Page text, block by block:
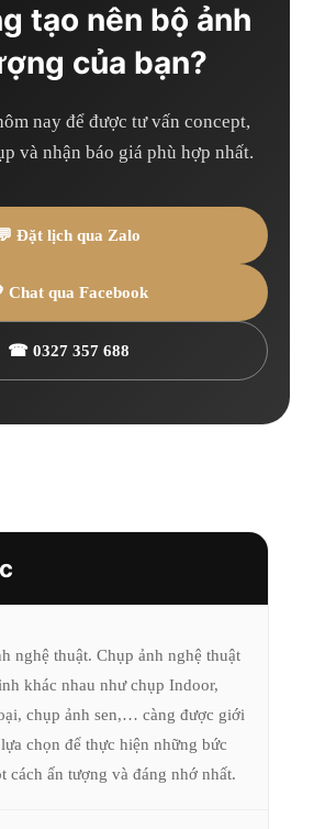
tạo nên bộ ảnh
của bạn?
nay để được tư vấn concept,
và nhận báo giá phù hợp nhất.
Đặt lịch qua Zalo
Chat qua Facebook
☎ 0327 357 688
nghệ thuật. Chụp ảnh nghệ thuật
khác nhau như chụp Indoor,
chụp ảnh sen,… càng được giới
chọn để thực hiện những bức
cách ấn tượng và đáng nhớ nhất.